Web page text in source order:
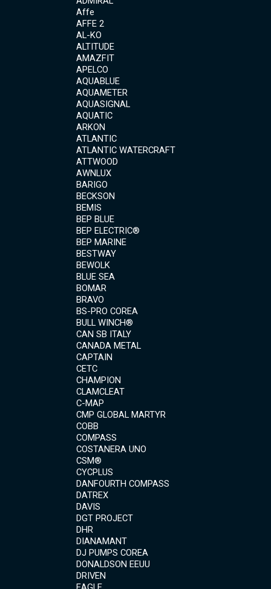
Affe
AFFE 2
AL-KO
ALTITUDE
AMAZFIT
APELCO
AQUABLUE
AQUAMETER
AQUASIGNAL
AQUATIC
ARKON
ATLANTIC
ATLANTIC WATERCRAFT
ATTWOOD
AWNLUX
BARIGO
BECKSON
BEMIS
BEP BLUE
BEP ELECTRIC®
BEP MARINE
BESTWAY
BEWOLK
BLUE SEA
BOMAR
BRAVO
BS-PRO COREA
BULL WINCH®
CAN SB ITALY
CANADA METAL
CAPTAIN
CETC
CHAMPION
CLAMCLEAT
C-MAP
CMP GLOBAL MARTYR
COBB
COMPASS
COSTANERA UNO
CSM®
CYCPLUS
DANFOURTH COMPASS
DATREX
DAVIS
DGT PROJECT
DHR
DIANAMANT
DJ PUMPS COREA
DONALDSON EEUU
DRIVEN